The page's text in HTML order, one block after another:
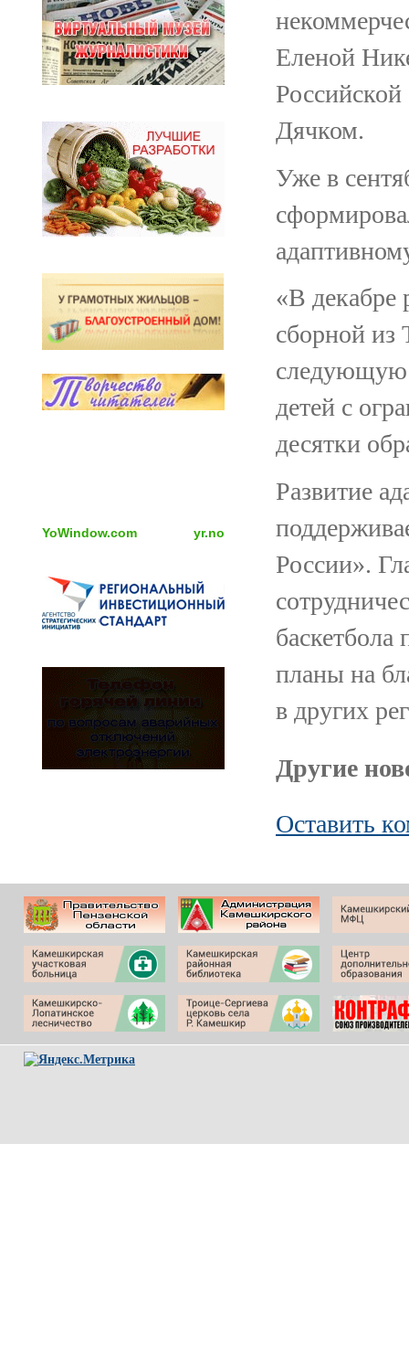
YoWindow.com yr.no
Еленой
Дячком.
Уже в
«В декабре
сборной из
следующую
детей с
десятки
Развитие
России».
баскетбола
планы на
в других
Другие
Оставить